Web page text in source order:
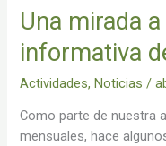
Una mirada
informativa
Actividades,Noticias /
Como parte de nuestra
mensuales, hace